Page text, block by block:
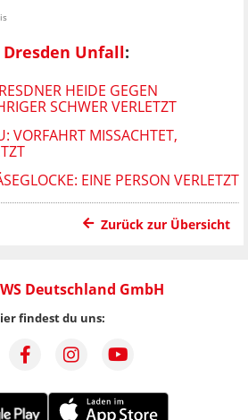
Dresden Unfall:
HEIDE GEGEN
SCHWER VERLETZT
VORFAHRT MISSACHTET,
EINE PERSON VERLETZT
Zurück zur Übersicht
Deutschland GmbH
findest du uns: